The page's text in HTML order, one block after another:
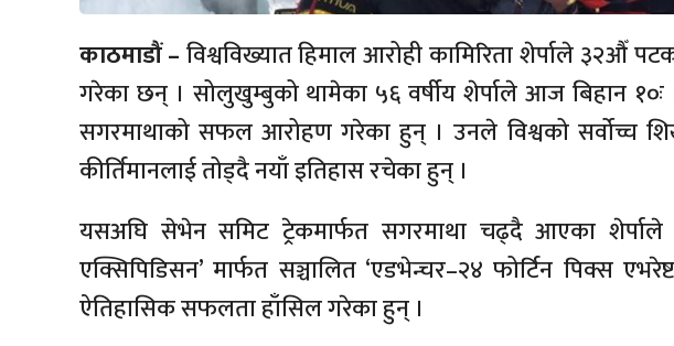
काठमाडौं –विश्वविख्यात हिमाल आरोही कामिरिता शेर्पाले
गरेका छन् । सोलुखुम्बुको थामेका ५६ वर्षीय शेर्पाले आज बिहान १०ः
सगरमाथाको सफल आरोहण गरेका हुन् । उनले विश्वको सर्वोच्च
कीर्तिमानलाई तोड्दै नयाँ इतिहास रचेका हुन् ।
यसअघि सेभेन समिट ट्रेकमार्फत सगरमाथा चढ्दै आएका शेर्पाले
एक्सिपिडिसन’ मार्फत सञ्चालित ‘एडभेन्चर–२४ फोर्टिन पिक्स
ऐतिहासिक सफलता हाँसिल गरेका हुन् ।